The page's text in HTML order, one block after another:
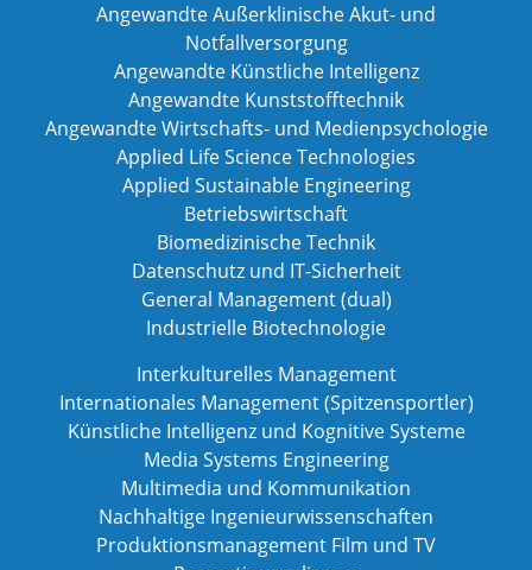
Angewandte Außerklinische Akut- und
Notfallversorgung
Angewandte Künstliche Intelligenz
Angewandte Kunststofftechnik
Angewandte Wirtschafts- und Medienpsychologie
Applied Life Science Technologies
Applied Sustainable Engineering
Betriebswirtschaft
Biomedizinische Technik
Datenschutz und IT-Sicherheit
General Management (dual)
Industrielle Biotechnologie
Interkulturelles Management
Internationales Management (Spitzensportler)
Künstliche Intelligenz und Kognitive Systeme
Media Systems Engineering
Multimedia und Kommunikation
Nachhaltige Ingenieurwissenschaften
Produktionsmanagement Film und TV